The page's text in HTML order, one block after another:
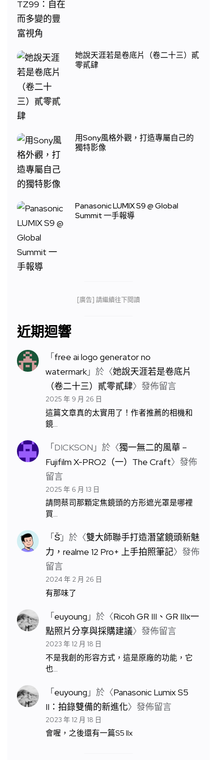
她說天涯若是卷底片（卷二十三）貳
零貳肆
用Sony風格外觀，打造專屬自己的
獨特影像
Panasonic LUMIX S9 @ Global
Summit 一手報導
[廣告] 請繼續往下閱讀
近期迴響
「free ai logo generator no
watermark」於〈她說天涯若是卷底片
（卷二十三）貳零貳肆〉發佈留言
2025 年 9 月 26 日
這篇文章真的太實用了！作者推薦的相機和
鏡…
「DICKSON 」於〈獨一無二的風華 –
Fujifilm X-PRO2（一）The Craft〉發佈
留言
2025 年 6 月 13 日
請問蔡司那顆定焦鏡頭的方形遮光罩是哪裡
買…
「S̆̈」於〈雙大師聯手打造潛望鏡頭新魅
力，realme 12 Pro+ 上手拍照筆記〉發佈
留言
2024 年 2 月 26 日
有那味了
「euyoung 」於〈Ricoh GR III、GR IIIx一
點照片分享與採購建議〉發佈留言
2023 年 12 月 18 日
不是我創的形容方式，這是原廠的功能，它
也…
「euyoung 」於〈Panasonic Lumix S5
II：拍錄雙備的新進化〉發佈留言
2023 年 12 月 18 日
會喔，之後還有一篇S5 IIx